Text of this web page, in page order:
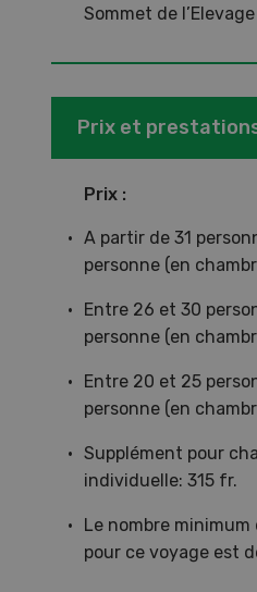
Sommet de
Prix et
Prix :
A partir de 31
personne (en
Entre 26 et 30
personne (en
Entre 20 et 25
personne (en
Supplément pour
individuelle: 315 fr.
Le nombre
pour ce voyage est